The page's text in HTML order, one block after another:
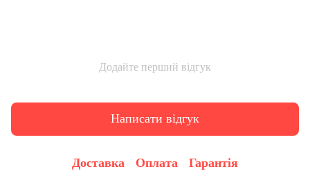
Додайте перший відгук
Написати відгук
Доставка Оплата Гарантія